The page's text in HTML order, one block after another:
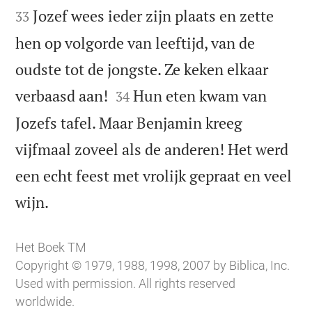
33 Jozef wees ieder zijn plaats en zette
hen op volgorde van leeftijd, van de
oudste tot de jongste. Ze keken elkaar
verbaasd aan! 

34 Hun eten kwam van
Jozefs tafel. Maar Benjamin kreeg
vijfmaal zoveel als de anderen! Het werd
een echt feest met vrolijk gepraat en veel
wijn.
Het Boek TM
Copyright © 1979, 1988, 1998, 2007 by Biblica, Inc.
Used with permission. All rights reserved
worldwide.